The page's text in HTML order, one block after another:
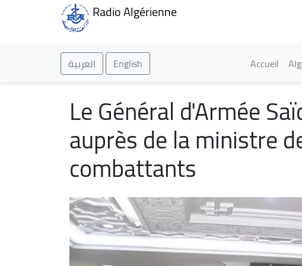
Radio Algérienne
العربية English Main
Accueil
Le Général d'Armée
auprès de la ministre
combattants